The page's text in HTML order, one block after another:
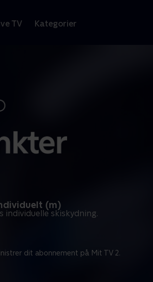
TV Kategorier
(m)
individuelle skiskydning.
dit abonnement på Mit TV 2.